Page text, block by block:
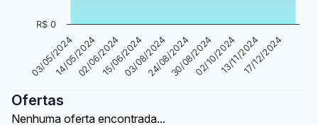
03/05/2024
14/05/202402/06/202415/06/202403/08/202424/08/202430/08/202402/10/202413/11/202417/12/2024
R$ 0
Ofertas
Nenhuma oferta encontrada...